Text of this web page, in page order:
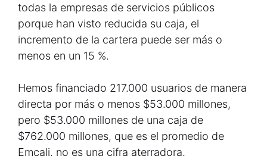
todas la empresas de servicios públicos
porque han visto reducida su caja, el
incremento de la cartera puede ser más o
menos en un 15 %.
Hemos financiado 217.000 usuarios de manera
directa por más o menos $53.000 millones,
pero $53.000 millones de una caja de
$762.000 millones, que es el promedio de
Emcali, no es una cifra aterradora.